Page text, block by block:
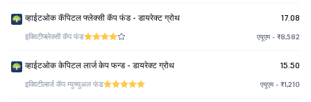
व्हाईटओक कॅपिटल फ्लेक्सी कॅप फंड - डायरेक्ट ग्रोथ 17.08
इक्विटीफ्लेक्सी कॅप फंड एयूएम - ₹8,582
व्हाईटओक केपिटल लार्ज केप फन्ड - डायरेक्ट ग्रोथ 15.50
इक्विटीलार्ज कॅप म्युच्युअल फंड एयूएम - ₹1,210